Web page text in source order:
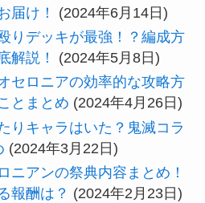
届け！
(2024年6月14日)
りデッキが最強！？編成方
解説！
(2024年5月8日)
セロニアの効率的な攻略方
とまとめ (2024年4月26日)
りキャラはいた？鬼滅コラ
(2024年3月22日)
ニアンの祭典内容まとめ！
報酬は？ (2024年2月23日)